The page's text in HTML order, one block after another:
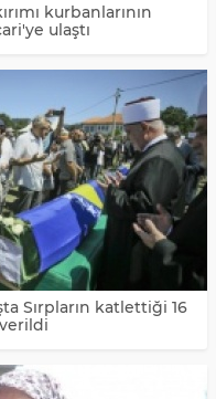
kurbanlarının
ulaştı
Sırpların katlettiği 16